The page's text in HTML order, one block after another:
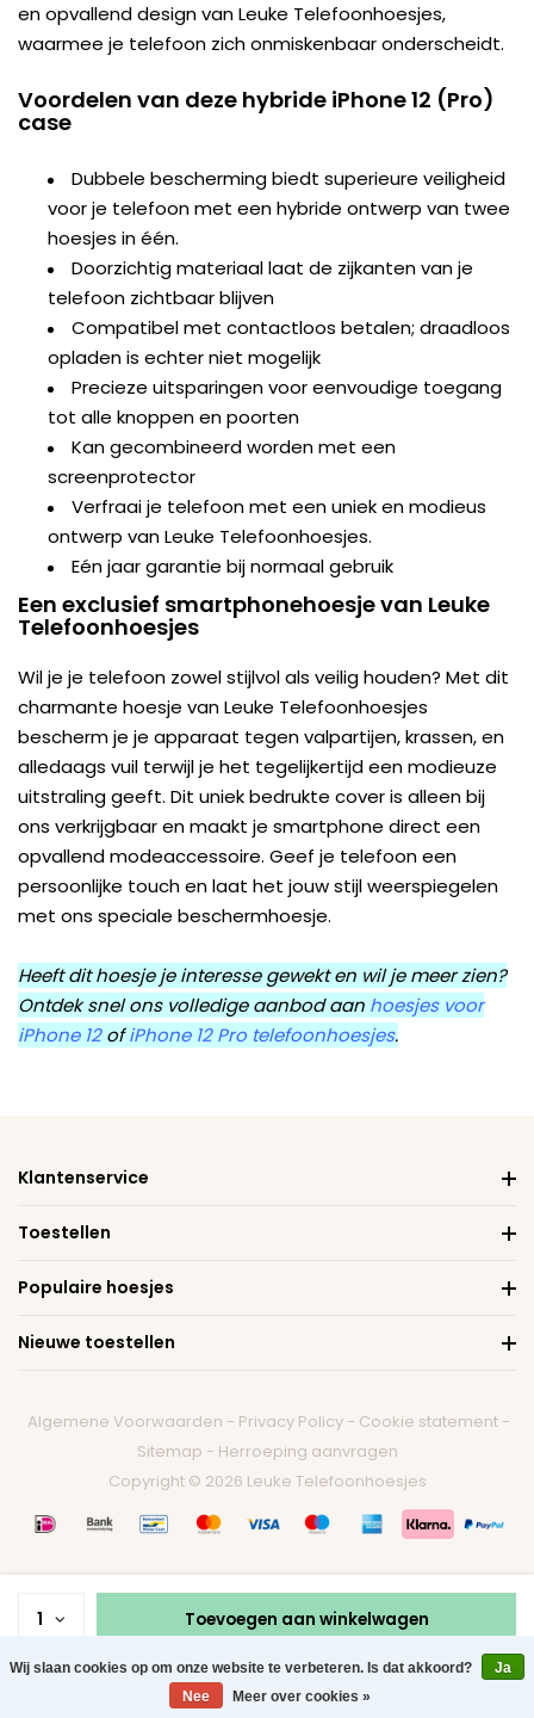
Zoeken
en opvallend design van Leuke Telefoonhoesjes,
waarmee je telefoon zich onmiskenbaar onderscheidt.
Voordelen van deze hybride iPhone 12 (Pro)
case
Dubbele bescherming biedt superieure veiligheid
voor je telefoon met een hybride ontwerp van twee
hoesjes in één.
Doorzichtig materiaal laat de zijkanten van je
telefoon zichtbaar blijven
Compatibel met contactloos betalen; draadloos
opladen is echter niet mogelijk
Precieze uitsparingen voor eenvoudige toegang
tot alle knoppen en poorten
Kan gecombineerd worden met een
screenprotector
Verfraai je telefoon met een uniek en modieus
ontwerp van Leuke Telefoonhoesjes.
Eén jaar garantie bij normaal gebruik
Een exclusief smartphonehoesje van Leuke
Telefoonhoesjes
Wil je je telefoon zowel stijlvol als veilig houden? Met dit
charmante hoesje van Leuke Telefoonhoesjes
bescherm je je apparaat tegen valpartijen, krassen, en
alledaags vuil terwijl je het tegelijkertijd een modieuze
uitstraling geeft. Dit uniek bedrukte cover is alleen bij
ons verkrijgbaar en maakt je smartphone direct een
opvallend modeaccessoire. Geef je telefoon een
persoonlijke touch en laat het jouw stijl weerspiegelen
met ons speciale beschermhoesje.
Heeft dit hoesje je interesse gewekt en wil je meer zien?
Ontdek snel ons volledige aanbod aan hoesjes voor
iPhone 12ofiPhone 12 Pro telefoonhoesjes.
Klantenservice
Toestellen
Populaire hoesjes
Nieuwe toestellen
Algemene Voorwaarden - Privacy Policy - Cookie statement -
Sitemap - Herroeping aanvragen
Copyright © 2026 Leuke Telefoonhoesjes
1 Toevoegen aan winkelwagen
Wij slaan cookies op om onze website te verbeteren. Is dat akkoord?
Ja
Nee
Meer over cookies »